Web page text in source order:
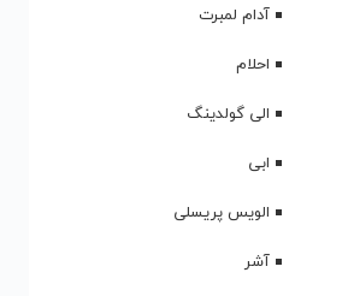
آدام لمبرت
احلام
الی گولدینگ
ابی
الویس پریسلی
آشر